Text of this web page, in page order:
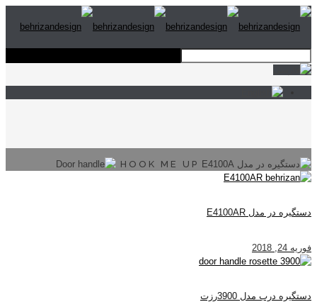
HOOK ME UP
دستگیره در مدل E4100AR
فوریه 24, 2018
دستگیره درب مدل 3900رزت